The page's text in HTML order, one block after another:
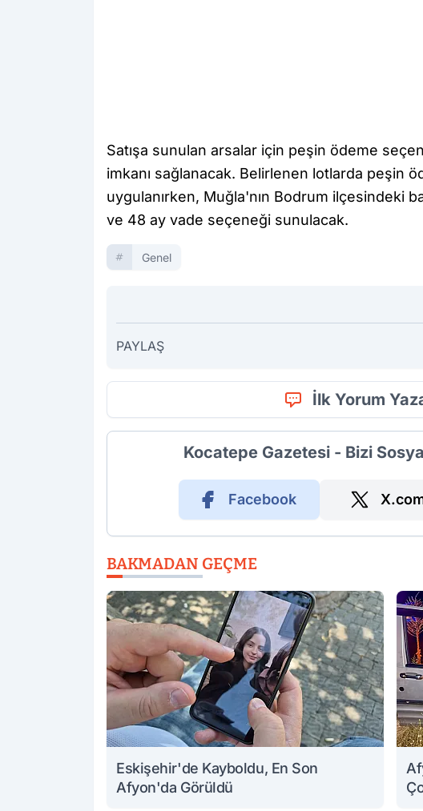
Satışa sunulan arsalar için peşin ödeme
imkanı sağlanacak. Belirlenen lotlarda peşin
uygulanırken, Muğla'nın Bodrum ilçesindeki
ve 48 ay vade seçeneği sunulacak.
Genel
PAYLAŞ
İlk Yorum
Kocatepe Gazetesi - Bizi
Facebook
BAKMADAN GEÇME
Eskişehir'de Kayboldu, En Son
Afyon'da Görüldü